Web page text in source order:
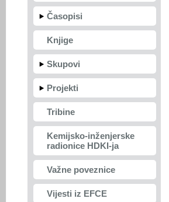
Časopisi
Knjige
Skupovi
Projekti
Tribine
Kemijsko-inženjerske
radionice HDKI-ja
Važne poveznice
Vijesti iz EFCE